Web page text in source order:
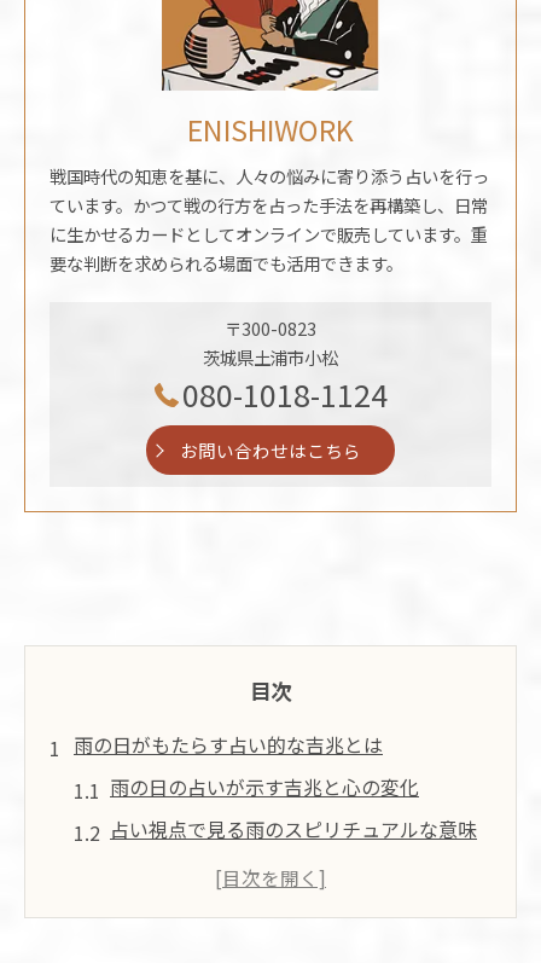
ENISHIWORK
戦国時代の知恵を基に、人々の悩みに寄り添う占いを行っ
ています。かつて戦の行方を占った手法を再構築し、日常
に生かせるカードとしてオンラインで販売しています。重
要な判断を求められる場面でも活用できます。
〒300-0823
茨城県土浦市小松
080-1018-1124
お問い合わせはこちら
目次
雨の日がもたらす占い的な吉兆とは
雨の日の占いが示す吉兆と心の変化
占い視点で見る雨のスピリチュアルな意味
雨の日が運気をリセットする理由を占いで